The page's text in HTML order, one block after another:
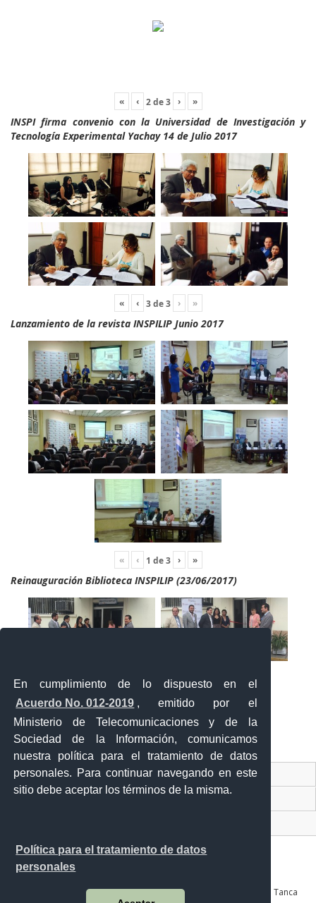
En cumplimiento de lo dispuesto en el
Acuerdo No. 012-2019 , emitido por el
Ministerio de Telecomunicaciones y de la
Sociedad de la Información, comunicamos
nuestra política para el tratamiento de datos
personales. Para continuar navegando en este
sitio debe aceptar los términos de la misma.
Política para el tratamiento de datos
personales
« ‹ 2de3 › »
INSPI firma convenio con la Universidad de Investigación y
Tecnología Experimental Yachay 14 de Julio 2017
« ‹ 3de3 › »
Lanzamiento de la revista INSPILIP Junio 2017
« ‹ 1 de3 › »
Reinauguración Biblioteca INSPILIP (23/06/2017)
Contacto Ciudadano Digital
Av. Julián Coronel 905 entre Esmeraldas y José Mascote Av. Juan Tanca